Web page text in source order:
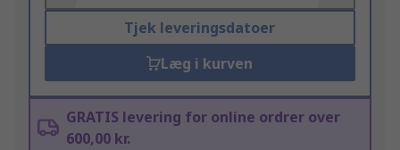
Tjek leveringsdatoer
Læg i kurven
GRATIS levering for online ordrer over
600,00 kr.